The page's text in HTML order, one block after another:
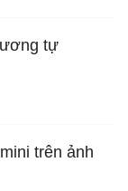
tự
trên ảnh